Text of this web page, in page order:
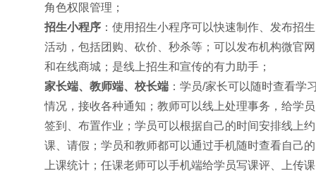
角色权限管理；
招生小程序 ：使用招生小程序可以快速制作、发布招生
活动，包括团购、砍价、秒杀等；可以发布机构微官网
和在线商城；是线上招生和宣传的有力助手；
家长端、教师端、校长端 ：学员/家长可以随时查看学
情况，接收各种通知；教师可以线上处理事务，给学员
签到、布置作业；学员可以根据自己的时间安排线上约
课、请假；学员和教师都可以通过手机随时查看自己的
上课统计；任课老师可以手机端给学员写课评、上传课